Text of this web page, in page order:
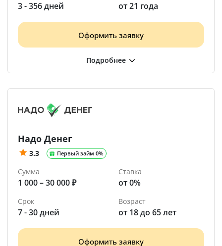
3 - 356 дней от 21 года
Оформить заявку
Надо Денег
3.3 Первый займ 0%
Сумма
1 000 – 30 000 ₽
Ставка
от 0%
Срок
7 - 30 дней
Возраст
от 18 до 65 лет
Оформить заявку